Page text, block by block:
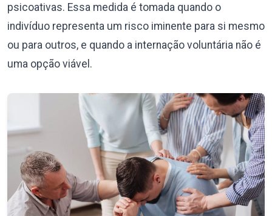
psicoativas. Essa medida é tomada quando o
indivíduo representa um risco iminente para si mesmo
ou para outros, e quando a internação voluntária não é
uma opção viável.